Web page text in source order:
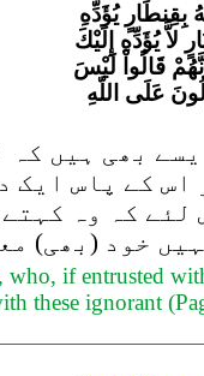
بِقِنطَارٍ يُؤَدِّهِ
لاَّ يُؤَدِّهِ إِلَيْكَ
قَالُواْ لَيْسَ
عَلَى اللّهِ
بھی ہیں
اس کے پاس ایک
لئے کہ وہ
خود (بھی)
if entrusted
these ignorant